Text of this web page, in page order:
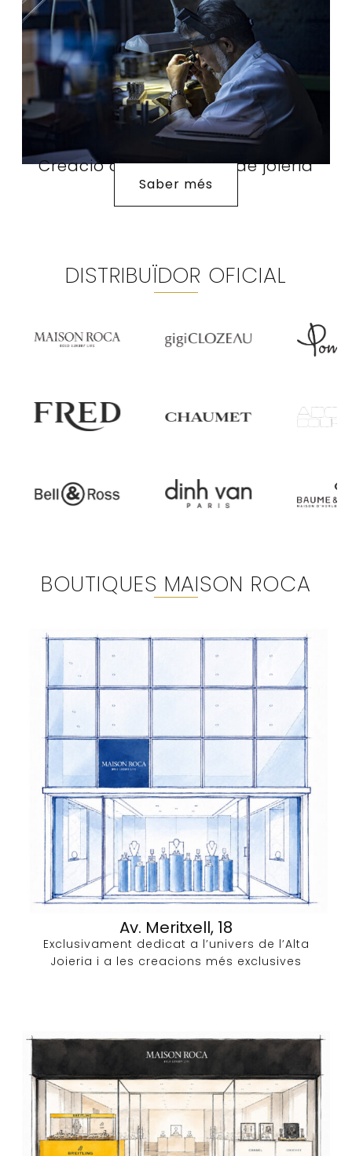
Creació de joies i taller de joieria
Saber més
DISTRIBUÏDOR OFICIAL
BOUTIQUES MAISON ROCA
Av. Meritxell, 18
Exclusivament dedicat a l’univers de l’Alta
Joieria i a les creacions més exclusives​